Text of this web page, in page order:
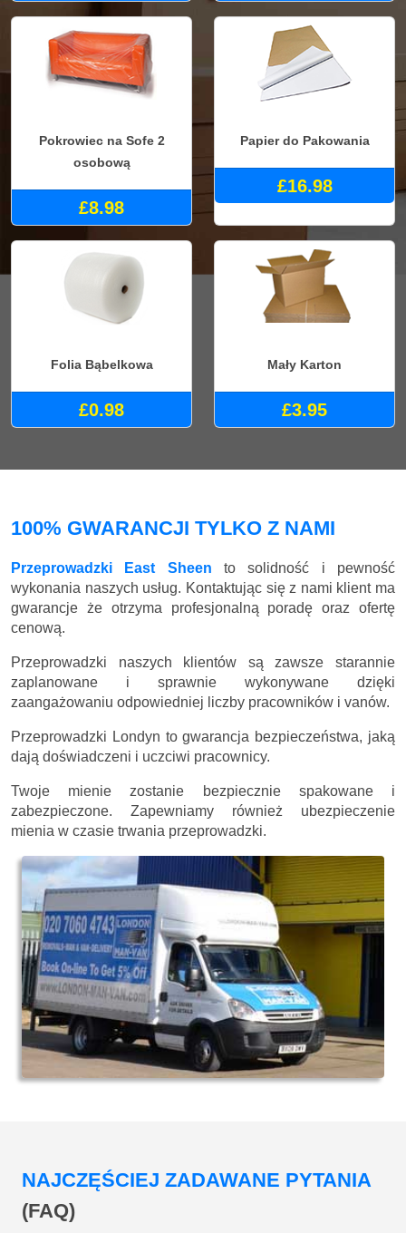
Pokrowiec na Sofe 2
osobową
£8.98
Papier do Pakowania
£16.98
Folia Bąbelkowa
£0.98
Mały Karton
£3.95
100% GWARANCJI TYLKO Z NAMI
Przeprowadzki East Sheen to solidność i pewność
wykonania naszych usług. Kontaktując się z nami klient ma
gwarancje że otrzyma profesjonalną poradę oraz ofertę
cenową.
Przeprowadzki naszych klientów są zawsze starannie
zaplanowane i sprawnie wykonywane dzięki
zaangażowaniu odpowiedniej liczby pracowników i vanów.
Przeprowadzki Londyn to gwarancja bezpieczeństwa, jaką
dają doświadczeni i uczciwi pracownicy.
Twoje mienie zostanie bezpiecznie spakowane i
zabezpieczone. Zapewniamy również ubezpieczenie
mienia w czasie trwania przeprowadzki.
NAJCZĘŚCIEJ ZADAWANE PYTANIA
(FAQ)